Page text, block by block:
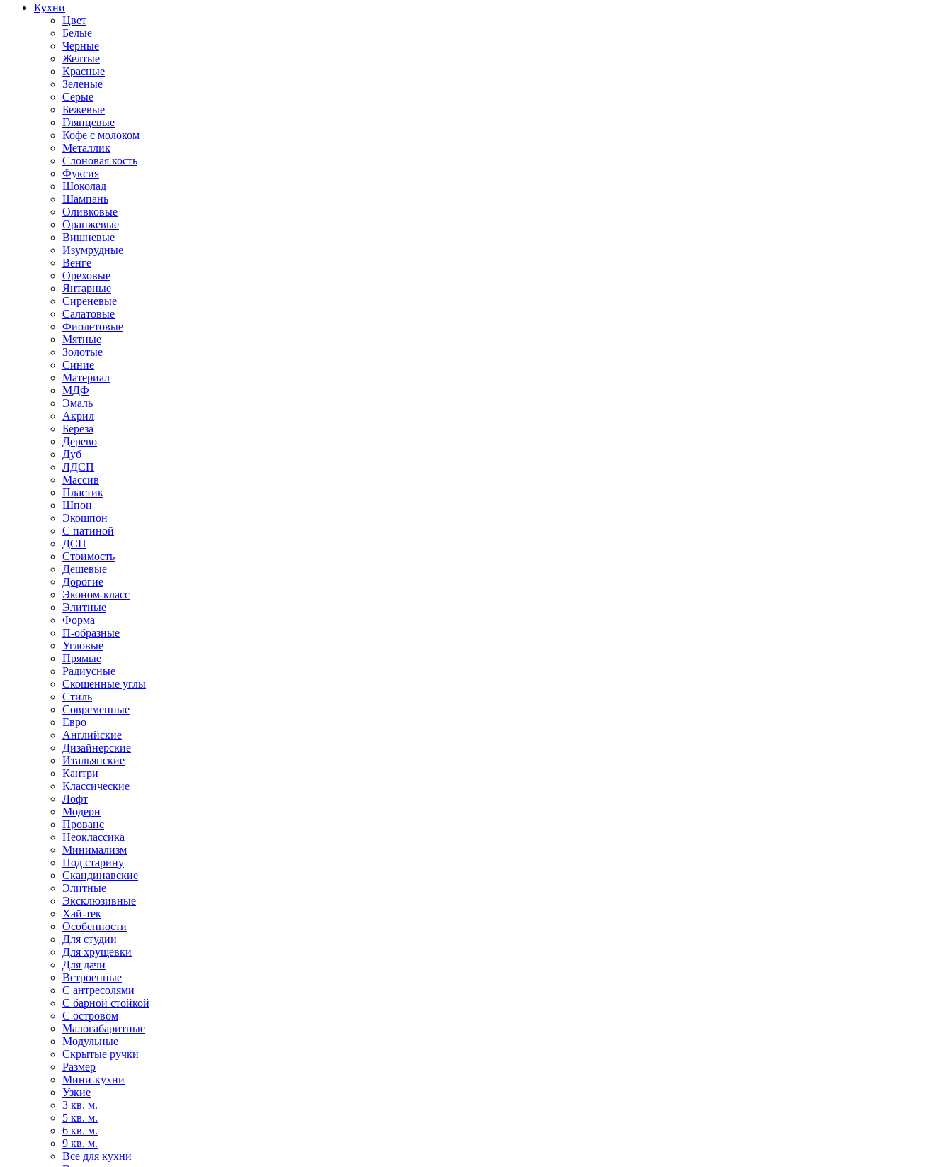
Кухни
Цвет
Белые
Черные
Желтые
Красные
Зеленые
Серые
Бежевые
Глянцевые
Кофе с молоком
Металлик
Слоновая кость
Фуксия
Шоколад
Шампань
Оливковые
Оранжевые
Вишневые
Изумрудные
Венге
Ореховые
Янтарные
Сиреневые
Салатовые
Фиолетовые
Мятные
Золотые
Синие
Материал
МДФ
Эмаль
Акрил
Береза
Дерево
Дуб
ЛДСП
Массив
Пластик
Шпон
Экошпон
С патиной
ДСП
Стоимость
Дешевые
Дорогие
Эконом-класс
Элитные
Форма
П-образные
Угловые
Прямые
Радиусные
Скошенные углы
Стиль
Современные
Евро
Английские
Дизайнерские
Итальянские
Кантри
Классические
Лофт
Модерн
Прованс
Неоклассика
Минимализм
Под старину
Скандинавские
Элитные
Эксклюзивные
Хай-тек
Особенности
Для студии
Для хрущевки
Для дачи
Встроенные
С антресолями
С барной стойкой
С островом
Малогабаритные
Модульные
Скрытые ручки
Размер
Мини-кухни
Узкие
3 кв. м.
5 кв. м.
6 кв. м.
9 кв. м.
Все для кухни